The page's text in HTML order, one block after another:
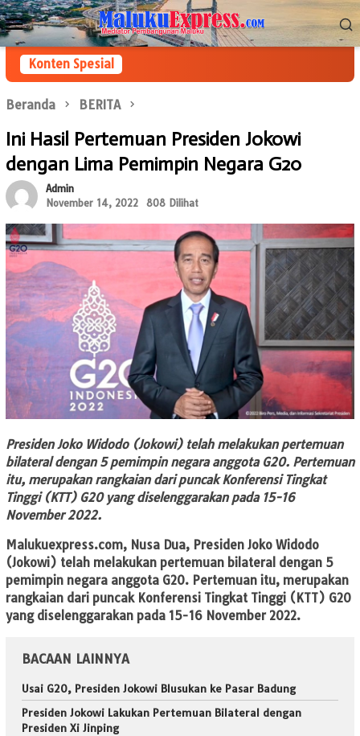
Loncat
ke
konten
Menu
Mobile
Konten Spesial
Beranda BERITA
Ini Hasil Pertemuan Presiden Jokowi
dengan Lima Pemimpin Negara G20
Admin
November 14, 2022
808 Dilihat
Presiden Joko Widodo (Jokowi) telah melakukan pertemuan
bilateral dengan 5 pemimpin negara anggota G20. Pertemuan
itu, merupakan rangkaian dari puncak Konferensi Tingkat
Tinggi (KTT) G20 yang diselenggarakan pada 15-16
November 2022.
Malukuexpress.com, Nusa Dua, Presiden Joko Widodo
(Jokowi) telah melakukan pertemuan bilateral dengan 5
pemimpin negara anggota G20. Pertemuan itu, merupakan
rangkaian dari puncak Konferensi Tingkat Tinggi (KTT) G20
yang diselenggarakan pada 15-16 November 2022.
BACAAN LAINNYA
Usai G20, Presiden Jokowi Blusukan ke Pasar Badung
Presiden Jokowi Lakukan Pertemuan Bilateral dengan
Presiden Xi Jinping